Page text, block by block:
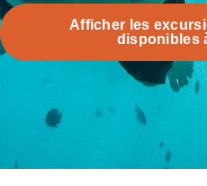
Afficher les
disponibles